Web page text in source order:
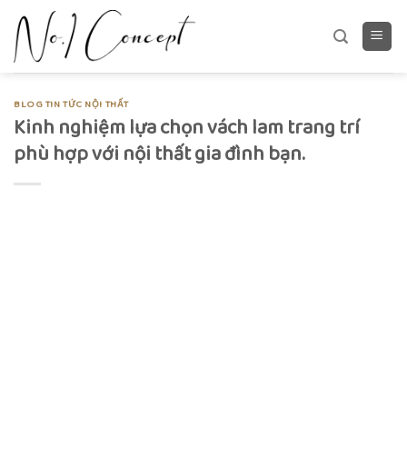
Skip
content
BLOG TIN TỨC NỘI THẤT
Kinh nghiệm lựa chọn vách lam trang trí
phù hợp với nội thất gia đình bạn.